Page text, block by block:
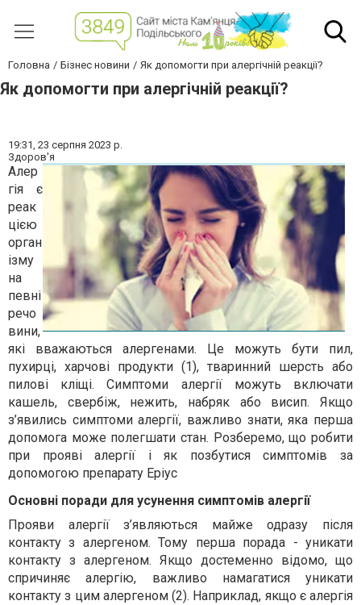
Головна Бізнес новини Як допомогти при алергічній реакції?
Як допомогти при алергічній реакції?
19:31, 23 серпня 2023 р.
Здоров'я
Алер
гія є
реак
цією
орган
ізму
на
певні
речо
вини,
які вважаються алергенами. Це можуть бути пил,
пухирці, харчові продукти (1), тваринний шерсть або
пилові кліщі. Симптоми алергії можуть включати
кашель, свербіж, нежить, набряк або висип. Якщо
з’явились симптоми алергії, важливо знати, яка перша
допомога може полегшати стан. Розберемо, що робити
при прояві алергії і як позбутися симптомів за
допомогою препарату Еріус
Основні поради для усунення симптомів алергії
Прояви алергії з’являються майже одразу після
контакту з алергеном. Тому перша порада - уникати
контакту з алергеном. Якщо достеменно відомо, що
спричиняє алергію, важливо намагатися уникати
контакту з цим алергеном (2). Наприклад, якщо є алергія